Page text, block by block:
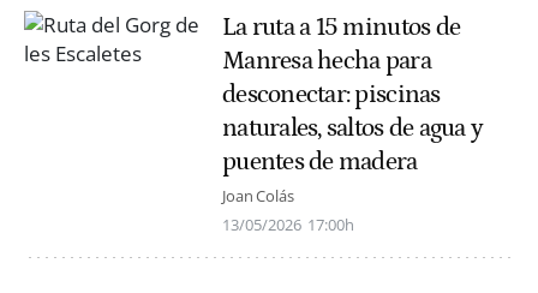
La ruta a 15 minutos de
Manresa hecha para
desconectar: piscinas
naturales, saltos de agua y
puentes de madera
Joan Colás
13/05/2026 17:00h